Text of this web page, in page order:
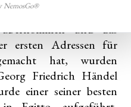
NemosGo®
die Intendanz am
und das
ersten Adressen für
hat, wurden
Friedrich Händel
einer seiner besten